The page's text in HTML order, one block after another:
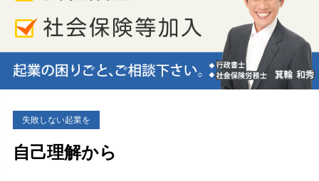
失敗しない起業を
自己理解から